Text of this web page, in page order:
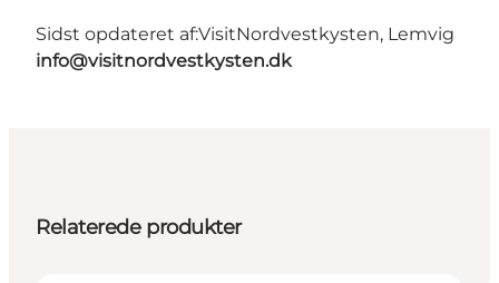
Sidst opdateret af:VisitNordvestkysten, Lemvig
info@visitnordvestkysten.dk
Relaterede produkter